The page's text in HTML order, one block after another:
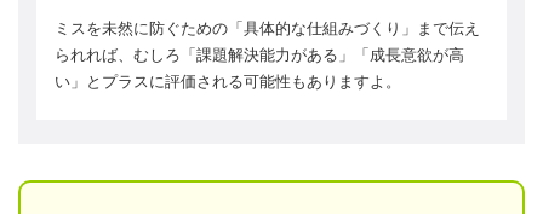
ミスを未然に防ぐための「具体的な仕組みづくり」まで伝え
られれば、むしろ「課題解決能力がある」「成長意欲が高
い」とプラスに評価される可能性もありますよ。